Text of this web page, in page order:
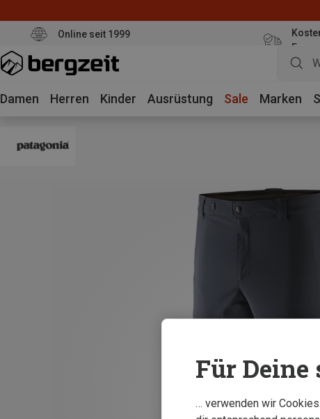
Online seit 1999
Euro
Damen Herren Kinder Ausrüstung Sale Marken
Für Deine
… verwenden wir